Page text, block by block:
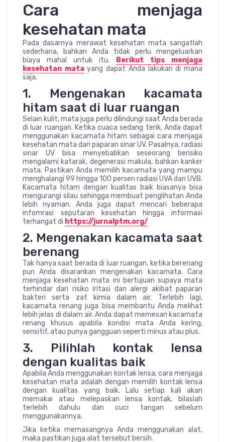
Cara menjaga
kesehatan mata
Pada dasarnya merawat kesehatan mata sangatlah
sederhana, bahkan Anda tidak perlu mengeluarkan
biaya mahal untuk itu.
Berikut tips menjaga
kesehatan mata yang dapat Anda lakukan di mana
saja.
1. Mengenakan kacamata
hitam saat di luar ruangan
Selain kulit, mata juga perlu dilindungi saat Anda berada
di luar ruangan. Ketika cuaca sedang terik, Anda dapat
menggunakan kacamata hitam sebagai cara menjaga
kesehatan mata dari paparan sinar UV. Pasalnya, radiasi
sinar UV bisa menyebabkan seseorang berisiko
mengalami katarak, degenerasi makula, bahkan kanker
mata. Pastikan Anda memilih kacamata yang mampu
menghalangi 99 hingga 100 persen radiasi UVA dan UVB.
Kacamata hitam dengan kualitas baik biasanya bisa
mengurangi silau sehingga membuat penglihatan Anda
lebih nyaman. Anda juga dapat mencari beberapa
infomrasi seputaran kesehatan hingga informasi
terhangat di https://jurnalptm.org/
2. Mengenakan kacamata saat
berenang
Tak hanya saat berada di luar ruangan, ketika berenang
pun Anda disarankan mengenakan kacamata. Cara
menjaga kesehatan mata ini bertujuan supaya mata
terhindar dari risiko iritasi dan alergi akibat paparan
bakteri serta zat kimia dalam air. Terlebih lagi,
kacamata renang juga bisa membantu Anda melihat
lebih jelas di dalam air. Anda dapat memesan kacamata
renang khusus apabila kondisi mata Anda kering,
sensitif, atau punya gangguan seperti minus atau plus.
3. Pilihlah kontak lensa
dengan kualitas baik
Apabila Anda menggunakan kontak lensa, cara menjaga
kesehatan mata adalah dengan memilih kontak lensa
dengan kualitas yang baik. Lalu setiap kali akan
memakai atau melepaskan lensa kontak, bilaslah
terlebih dahulu dan cuci tangan sebelum
menggunakannya.
Jika ketika memasangnya Anda menggunakan alat,
maka pastikan juga alat tersebut bersih.